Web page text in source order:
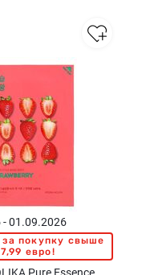
01.09.2026
покупку свыше
7,99 евро!
Pure Essence